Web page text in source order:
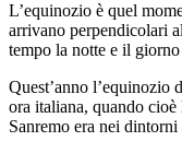
L’equinozio è quel
arrivano perpendicolari
tempo la notte e il
Quest’anno l’equinozio
ora italiana, quando
Sanremo era nei dintorni